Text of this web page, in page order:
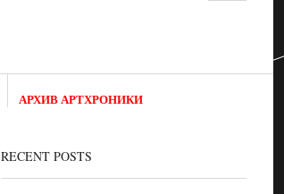
АРХИВ АРТХРОНИКИ
RECENT POSTS